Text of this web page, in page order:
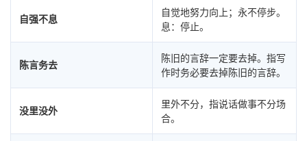
自强不息
自觉地努力向上；永不停步。
息：停止。
陈言务去
陈旧的言辞一定要去掉。指写
作时务必要去掉陈旧的言辞。
没里没外
里外不分，指说话做事不分场
合。